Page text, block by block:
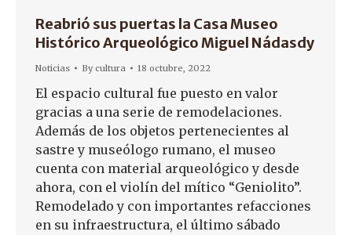
Reabrió sus puertas la Casa Museo
Histórico Arqueológico Miguel Nádasdy
Noticias Bycultura 18 octubre, 2022
El espacio cultural fue puesto en valor
gracias a una serie de remodelaciones.
Además de los objetos pertenecientes al
sastre y museólogo rumano, el museo
cuenta con material arqueológico y desde
ahora, con el violín del mítico “Geniolito”.
Remodelado y con importantes refacciones
en su infraestructura, el último sábado